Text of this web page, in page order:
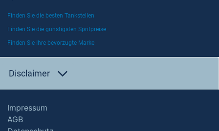
Finden Sie die besten Tankstellen
Finden Sie die günstigsten Spritpreise
Finden Sie Ihre bevorzugte Marke
Disclaimer
Impressum
AGB